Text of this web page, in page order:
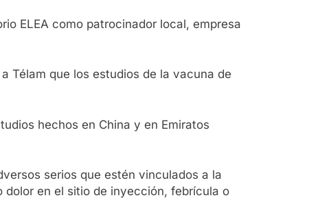
ELEA como patrocinador local, empresa
Télam que los estudios de la vacuna de
hechos en China y en Emiratos
serios que estén vinculados a la
en el sitio de inyección, febrícula o